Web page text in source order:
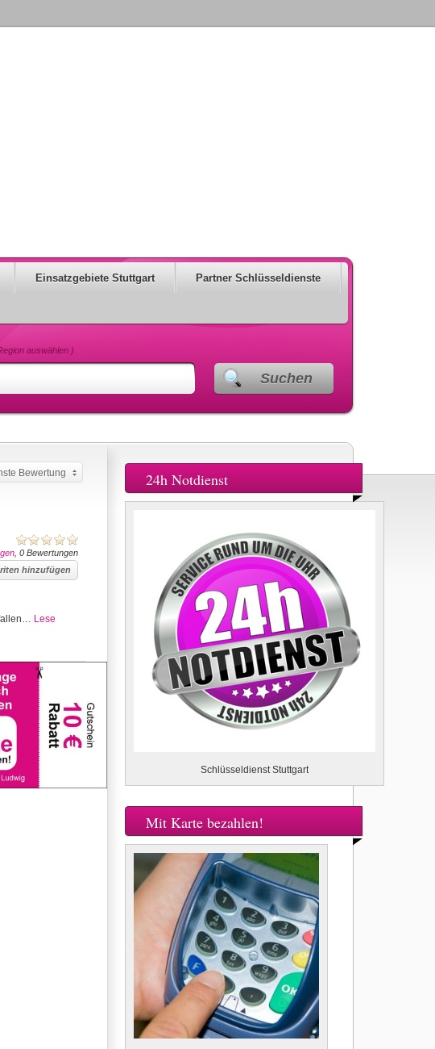
Einsatzgebiete Stuttgart Partner Schlüsseldienste
auswählen )
Suchen
Bewertung
, 0 Bewertungen
hinzufügen
Lese
24h Notdienst
Schlüsseldienst Stuttgart
Mit Karte bezahlen!